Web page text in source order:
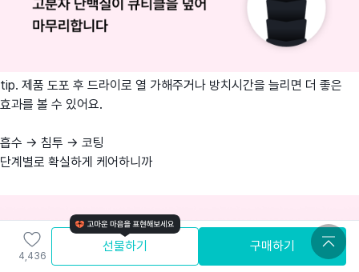
tip. 제품 도포 후 드라이로 열 가해주거나 방치시간을 늘리면 더 좋은
효과를 볼 수 있어요.
흡수 → 침투 → 코팅
단계별로 확실하게 케어하니까
4,436
선물하기 구매하기